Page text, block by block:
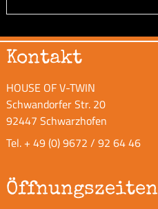
Kontakt
HOUSE OF V-TWIN
Schwandorfer Str. 20
92447 Schwarzhofen
Tel. + 49 (0) 9672 / 92 64 46
Öffnungszeiten